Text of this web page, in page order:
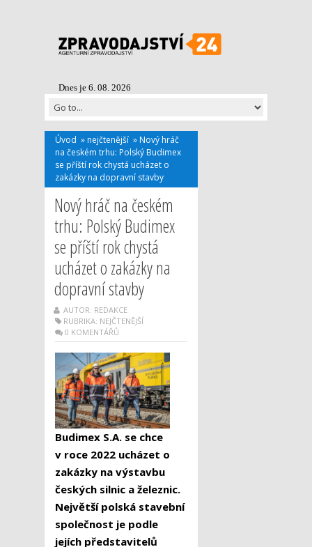
Dnes je 6. 08. 2026
Úvod » nejčtenější » Nový hráč
na českém trhu: Polský Budimex
se příští rok chystá ucházet o
zakázky na dopravní stavby
Nový hráč na českém
trhu: Polský Budimex
se příští rok chystá
ucházet o zakázky na
dopravní stavby
AUTOR: REDAKCE
RUBRIKA: NEJČTENĚJŠÍ
0 KOMENTÁŘŮ
Budimex S.A. se chce
v roce 2022 ucházet o
zakázky na výstavbu
českých silnic a železnic.
Největší polská stavební
společnost je podle
jejích představitelů